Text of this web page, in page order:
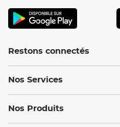
Restons connectés
Nos Services
Nos Produits